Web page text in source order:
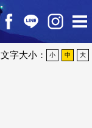
文字大小： 小 中 大